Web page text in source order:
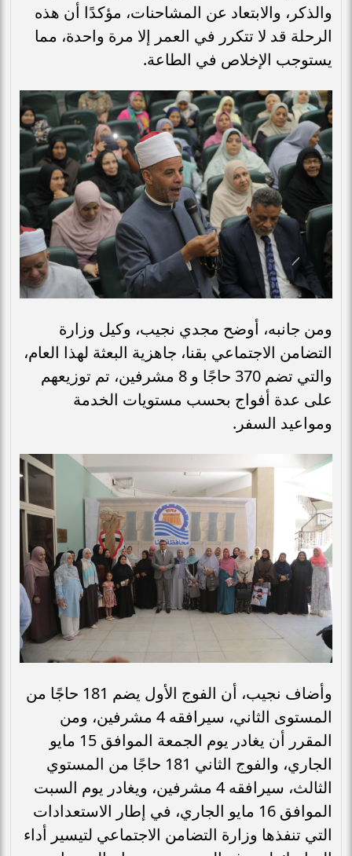
والذكر، والابتعاد عن المشاحنات، مؤكدًا أن هذه
الرحلة قد لا تتكرر في العمر إلا مرة واحدة، مما
يستوجب الإخلاص في الطاعة.
ومن جانبه، أوضح مجدي نجيب، وكيل وزارة
التضامن الاجتماعي بقنا، جاهزية البعثة لهذا العام،
والتي تضم 370 حاجًا و 8 مشرفين، تم توزيعهم
على عدة أفواج بحسب مستويات الخدمة
ومواعيد السفر.
وأضاف نجيب، أن الفوج الأول يضم 181 حاجًا من
المستوى الثاني، سيرافقه 4 مشرفين، ومن
المقرر أن يغادر يوم الجمعة الموافق 15 مايو
الجاري، والفوج الثاني 181 حاجًا من المستوي
الثالث، سيرافقه 4 مشرفين، ويغادر يوم السبت
الموافق 16 مايو الجاري، في إطار الاستعدادات
التي تنفذها وزارة التضامن الاجتماعي لتيسير أداء